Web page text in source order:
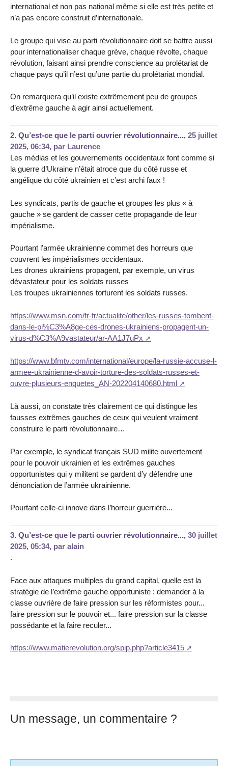
international et non pas national même si elle est très petite et
n’a pas encore construit d’internationale.
Le groupe qui vise au parti révolutionnaire doit se battre aussi
pour internationaliser chaque grève, chaque révolte, chaque
révolution, faisant ainsi prendre conscience au prolétariat de
chaque pays qu’il n’est qu’une partie du prolétariat mondial.
On remarquera qu’il existe extrêmement peu de groupes
d’extrême gauche à agir ainsi actuellement.
2. Qu’est-ce que le parti ouvrier révolutionnaire..., 25 juillet
2025, 06:34, par Laurence
Les médias et les gouvernements occidentaux font comme si
la guerre d’Ukraine n’était atroce que du côté russe et
angélique du côté ukrainien et c’est archi faux !
Les syndicats, partis de gauche et groupes les plus « à
gauche » se gardent de casser cette propagande de leur
impérialisme.
Pourtant l’armée ukrainienne commet des horreurs que
couvrent les impérialismes occidentaux.
Les drones ukrainiens propagent, par exemple, un virus
dévastateur pour les soldats russes
Les troupes ukrainiennes torturent les soldats russes.
https://www.msn.com/fr-fr/actualite/other/les-russes-tombent-
dans-le-pi%C3%A8ge-ces-drones-ukrainiens-propagent-un-
virus-d%C3%A9vastateur/ar-AA1J7uPx
https://www.bfmtv.com/international/europe/la-russie-accuse-l-
armee-ukrainienne-d-avoir-torture-des-soldats-russes-et-
ouvre-plusieurs-enquetes_AN-202204140680.html
Là aussi, on constate très clairement ce qui distingue les
fausses extrêmes gauches de ceux qui veulent vraiment
construire le parti révolutionnaire…
Par exemple, le syndicat français SUD milite ouvertement
pour le pouvoir ukrainien et les extrêmes gauches
opportunistes qui y militent se gardent d’y défendre une
dénonciation de l’armée ukrainienne.
Pourtant celle-ci innove dans l’horreur guerrière...
3. Qu’est-ce que le parti ouvrier révolutionnaire..., 30 juillet
2025, 05:34, par alain
.
Face aux attaques multiples du grand capital, quelle est la
stratégie de l’extrême gauche opportuniste : demander à la
classe ouvrière de faire pression sur les réformistes pour...
faire pression sur le pouvoir et... faire pression sur la classe
possédante et la faire reculer...
https://www.matierevolution.org/spip.php?article3415
Un message, un commentaire ?